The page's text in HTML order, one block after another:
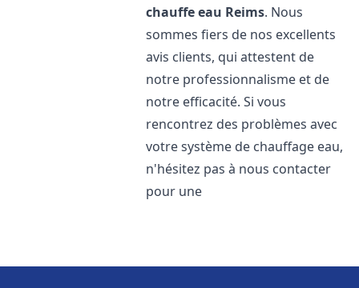
chauffe eau Reims. Nous
sommes fiers de nos excellents
avis clients, qui attestent de
notre professionnalisme et de
notre efficacité. Si vous
rencontrez des problèmes avec
votre système de chauffage eau,
n'hésitez pas à nous contacter
pour une